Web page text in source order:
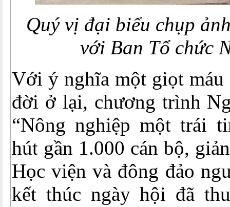
Quý vị đại biểu chụp
với Ban Tổ chức
Với ý nghĩa một giọt máu
đời ở lại, chương trình
“Nông nghiệp một trái
hút gần 1.000 cán bộ,
Học viện và đông đảo
kết thúc ngày hội đã